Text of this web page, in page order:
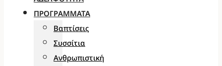
ΠΡΟΓΡΆΜΜΑΤΑ
Βαπτίσεις
Συσσίτια
Ανθρωπιστική